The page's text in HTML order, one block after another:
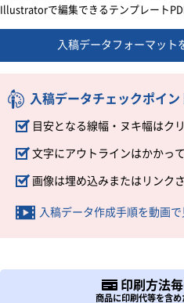
Illustratorで編集できるテンプレート
入稿データフォーマット
入稿データチェックポイン
目安となる線幅・ヌキ幅はク
文字にアウトラインはかかっ
画像は埋め込みまたはリンク
入稿データ作成手順を動画で
印刷方法
商品に印刷代等を含